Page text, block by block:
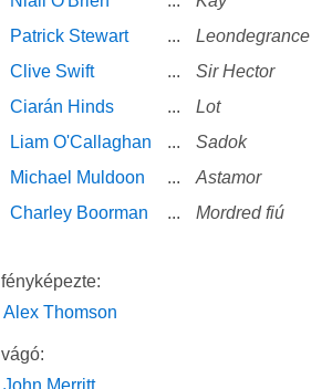
Patrick Stewart
...
Leondegrance
Clive Swift
...
Sir Hector
Ciarán Hinds
...
Lot
Liam O'Callaghan
...
Sadok
Michael Muldoon
...
Astamor
Charley Boorman
... Mordred fiú
fényképezte:
Alex Thomson
vágó:
John Merritt